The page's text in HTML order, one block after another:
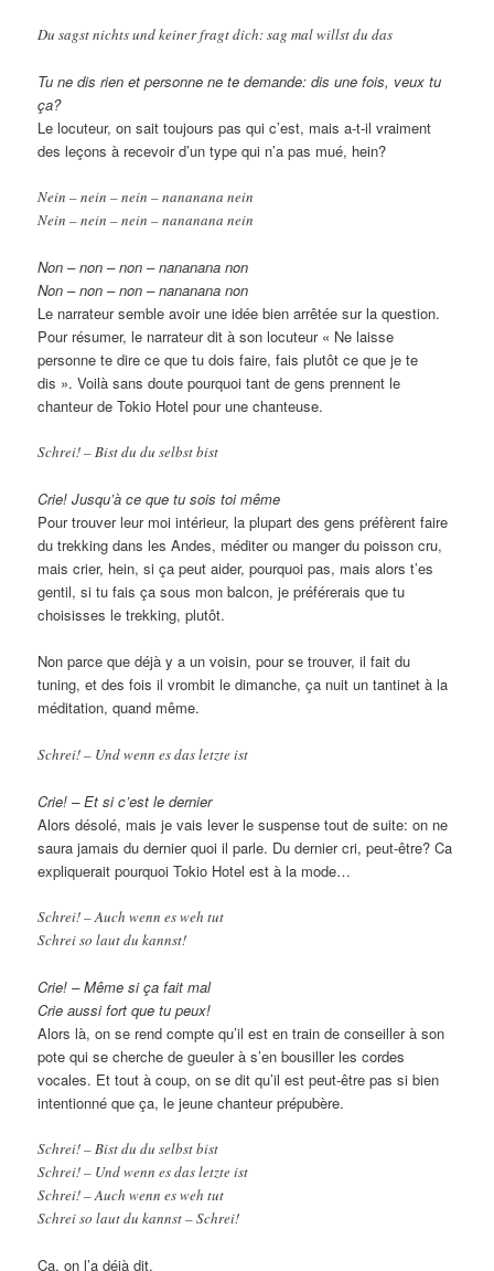
Du sagst nichts und keiner fragt dich: sag mal willst du das
Tu ne dis rien et personne ne te demande: dis une fois, veux tu
ça?
Le locuteur, on sait toujours pas qui c’est, mais a-t-il vraiment
des leçons à recevoir d’un type qui n’a pas mué, hein?
Nein – nein – nein – nananana nein
Nein – nein – nein – nananana nein
Non – non – non – nananana non
Non – non – non – nananana non
Le narrateur semble avoir une idée bien arrêtée sur la question.
Pour résumer, le narrateur dit à son locuteur « Ne laisse
personne te dire ce que tu dois faire, fais plutôt ce que je te
dis ». Voilà sans doute pourquoi tant de gens prennent le
chanteur de Tokio Hotel pour une chanteuse.
Schrei! – Bist du du selbst bist
Crie! Jusqu’à ce que tu sois toi même
Pour trouver leur moi intérieur, la plupart des gens préfèrent faire
du trekking dans les Andes, méditer ou manger du poisson cru,
mais crier, hein, si ça peut aider, pourquoi pas, mais alors t’es
gentil, si tu fais ça sous mon balcon, je préférerais que tu
choisisses le trekking, plutôt.
Non parce que déjà y a un voisin, pour se trouver, il fait du
tuning, et des fois il vrombit le dimanche, ça nuit un tantinet à la
méditation, quand même.
Schrei! – Und wenn es das letzte ist
Crie! – Et si c’est le dernier
Alors désolé, mais je vais lever le suspense tout de suite: on ne
saura jamais du dernier quoi il parle. Du dernier cri, peut-être? Ca
expliquerait pourquoi Tokio Hotel est à la mode…
Schrei! – Auch wenn es weh tut
Schrei so laut du kannst!
Crie! – Même si ça fait mal
Crie aussi fort que tu peux!
Alors là, on se rend compte qu’il est en train de conseiller à son
pote qui se cherche de gueuler à s’en bousiller les cordes
vocales. Et tout à coup, on se dit qu’il est peut-être pas si bien
intentionné que ça, le jeune chanteur prépubère.
Schrei! – Bist du du selbst bist
Schrei! – Und wenn es das letzte ist
Schrei! – Auch wenn es weh tut
Schrei so laut du kannst – Schrei!
Ca, on l’a déjà dit.